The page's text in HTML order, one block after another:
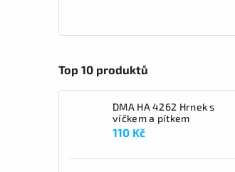
Top 10 produktů
DMA HA 4262 Hrnek s
víčkem a pítkem
110 Kč